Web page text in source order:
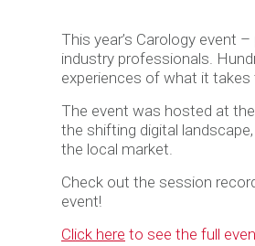
This year’s Carology event
industry professionals.
experiences of what it takes
The event was hosted at
the shifting digital
the local market.
Check out the session
event!
Click here to see the full